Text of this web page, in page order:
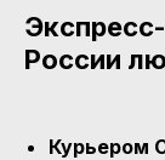
России
Курьером